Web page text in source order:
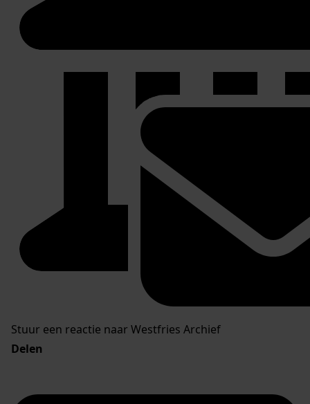
Stuur een reactie naar Westfries Archief
Delen